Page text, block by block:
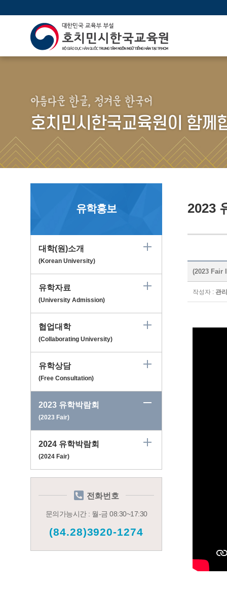
아름다운 한글, 정겨운 한국어
호치민시한국교육원이 함께
유학홍보
대학(원)소개
(Korean University)
유학자료
(University Admission)
협업대학
(Collaborating University)
유학상담
(Free Consultation)
2023 유학박람회
(2023 Fair)
2024 유학박람회
(2024 Fair)
전화번호
문의가능시간 : 월-금 08:30~17:30
(84.28)3920-1274
2023
(2023 Fair
작성자 : 관